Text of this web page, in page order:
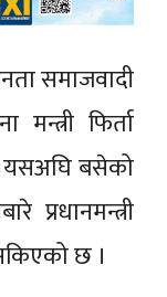
समाजवादी
फिर्ता
यसअघि बसेको
छ ।